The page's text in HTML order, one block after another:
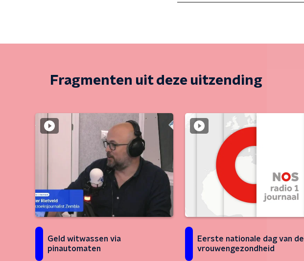
Fragmenten uit deze uitzending
Geld witwassen via
pinautomaten
Eerste nationale dag van de
vrouwengezondheid